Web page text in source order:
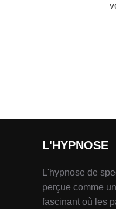
L'HYPNOSE
L'hypnose de
perçue comme
fascinant où les